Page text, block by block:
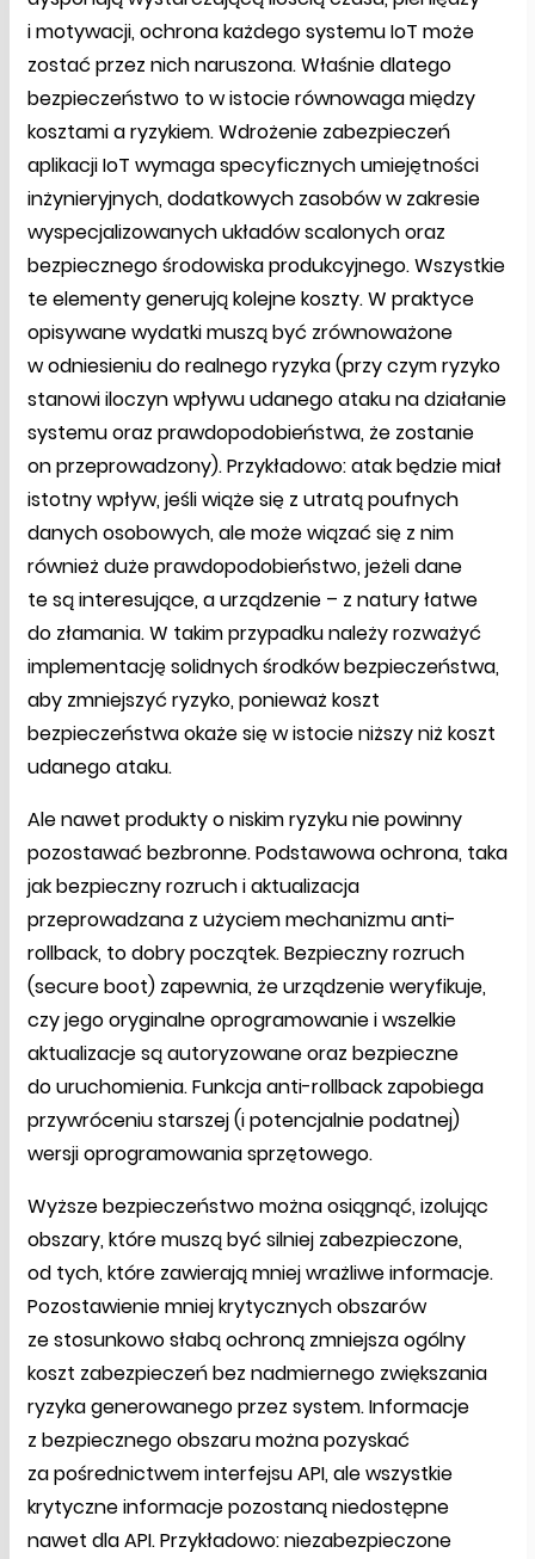
i motywacji, ochrona każdego systemu IoT może
zostać przez nich naruszona. Właśnie dlatego
bezpieczeństwo to w istocie równowaga między
kosztami a ryzykiem. Wdrożenie zabezpieczeń
aplikacji IoT wymaga specyficznych umiejętności
inżynieryjnych, dodatkowych zasobów w zakresie
wyspecjalizowanych układów scalonych oraz
bezpiecznego środowiska produkcyjnego. Wszystkie
te elementy generują kolejne koszty. W praktyce
opisywane wydatki muszą być zrównoważone
w odniesieniu do realnego ryzyka (przy czym ryzyko
stanowi iloczyn wpływu udanego ataku na działanie
systemu oraz prawdopodobieństwa, że zostanie
on przeprowadzony). Przykładowo: atak będzie miał
istotny wpływ, jeśli wiąże się z utratą poufnych
danych osobowych, ale może wiązać się z nim
również duże prawdopodobieństwo, jeżeli dane
te są interesujące, a urządzenie – z natury łatwe
do złamania. W takim przypadku należy rozważyć
implementację solidnych środków bezpieczeństwa,
aby zmniejszyć ryzyko, ponieważ koszt
bezpieczeństwa okaże się w istocie niższy niż koszt
udanego ataku.
Ale nawet produkty o niskim ryzyku nie powinny
pozostawać bezbronne. Podstawowa ochrona, taka
jak bezpieczny rozruch i aktualizacja
przeprowadzana z użyciem mechanizmu anti-
rollback, to dobry początek. Bezpieczny rozruch
(secure boot) zapewnia, że urządzenie weryfikuje,
czy jego oryginalne oprogramowanie i wszelkie
aktualizacje są autoryzowane oraz bezpieczne
do uruchomienia. Funkcja anti-rollback zapobiega
przywróceniu starszej (i potencjalnie podatnej)
wersji oprogramowania sprzętowego.
Wyższe bezpieczeństwo można osiągnąć, izolując
obszary, które muszą być silniej zabezpieczone,
od tych, które zawierają mniej wrażliwe informacje.
Pozostawienie mniej krytycznych obszarów
ze stosunkowo słabą ochroną zmniejsza ogólny
koszt zabezpieczeń bez nadmiernego zwiększania
ryzyka generowanego przez system. Informacje
z bezpiecznego obszaru można pozyskać
za pośrednictwem interfejsu API, ale wszystkie
krytyczne informacje pozostaną niedostępne
nawet dla API. Przykładowo: niezabezpieczone